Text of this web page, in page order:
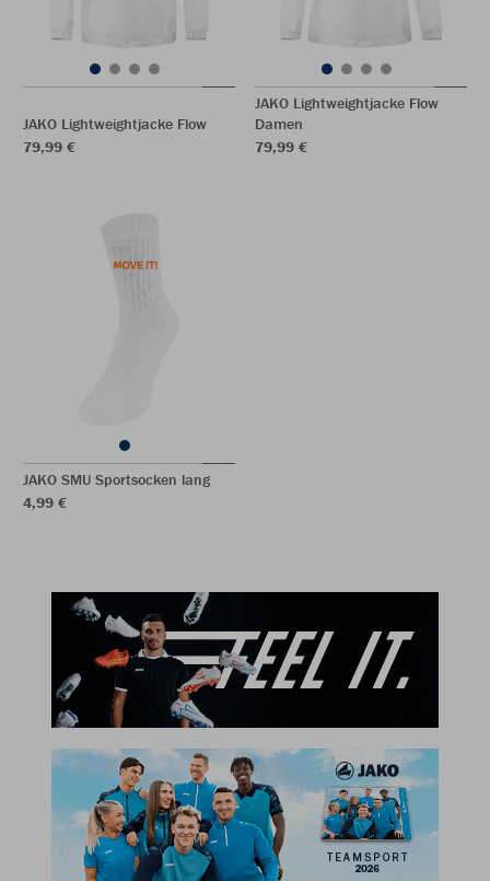
JAKO Lightweightjacke Flow
79,99 €
JAKO Lightweightjacke Flow
Damen
79,99 €
JAKO SMU Sportsocken lang
4,99 €